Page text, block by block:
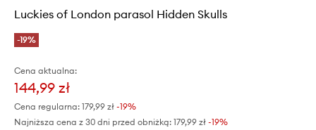
Luckies of London parasol Hidden Skulls
-19%
Cena aktualna:
144,99 zł
Cena regularna: 179,99 zł -19%
Najniższa cena z 30 dni przed obniżką: 179,99 zł -19%